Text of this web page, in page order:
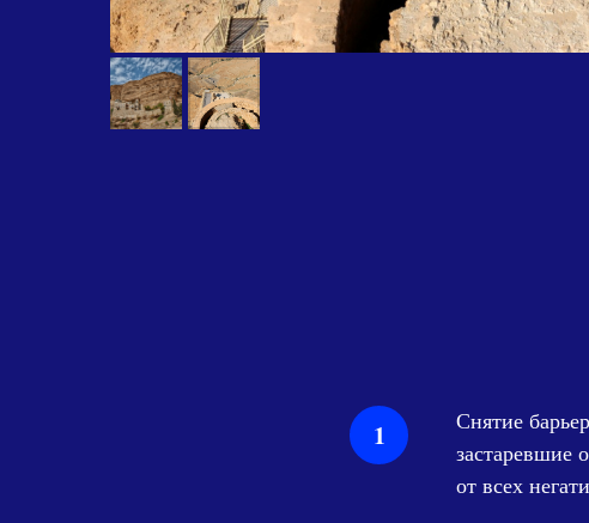
Снятие
застаревшие
от всех